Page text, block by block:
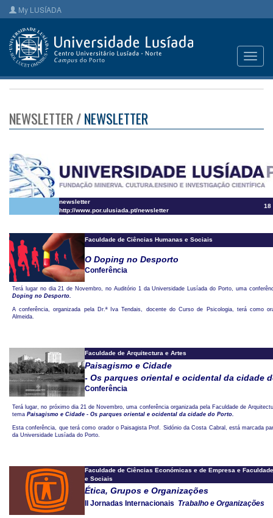
My LUSÍADA
NEWSLETTER /NEWSLETTER
newsletter
http://www.por.ulusiada.pt/newsletter
18
Faculdade de Ciências Humanas e Sociais
O Doping no Desporto
Conferência
Terá lugar no dia 21 de Novembro, no Auditório 1 da Universidade Lusíada do Porto, uma
Doping no Desporto.
A conferência, organizada pela Dr.ª Iva Tendais, docente do Curso de Psicologia, terá como
Almeida.
Faculdade de Arquitectura e Artes
Paisagismo e Cidade
- Os parques oriental e ocidental da cidade
Conferência
Terá lugar, no próximo dia 21 de Novembro, uma conferência organizada pela Faculdade de
tema Paisagismo e Cidade - Os parques oriental e ocidental da cidade do Porto.
Esta conferência, que terá como orador o Paisagista Prof. Sidónio da Costa Cabral, está marcada
da Universidade Lusíada do Porto.
Faculdade de Ciências Económicas e de Empresa e
e Sociais
Ética, Grupos e Organizações
II Jornadas Internacionais  Trabalho e Organizações